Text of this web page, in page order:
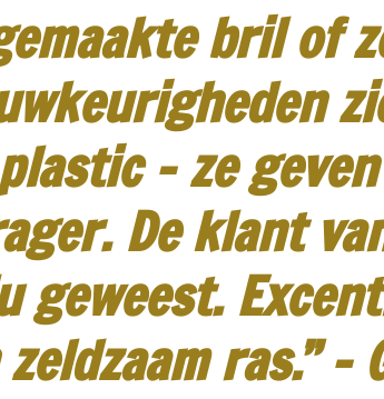
bril of
- ze
De klant
geweest.
ras.” -